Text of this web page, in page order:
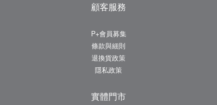
顧客服務
P+會員募集
條款與細則
退換貨政策
隱私政策
實體門市